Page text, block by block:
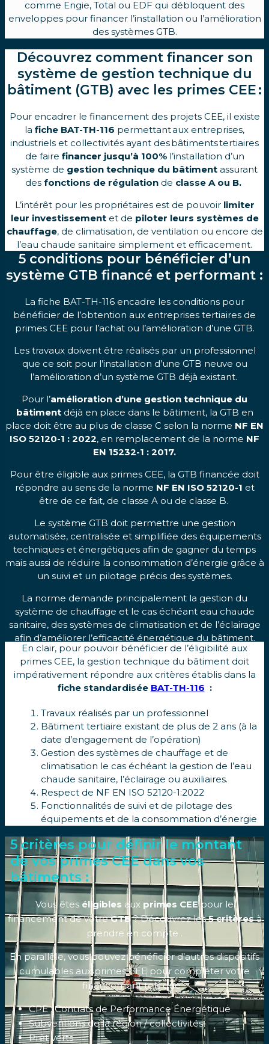
comme Engie, Total ou EDF qui débloquent des
enveloppes pour financer l’installation ou l’amélioration
des systèmes GTB.
Découvrez comment financer son
système de gestion technique du
bâtiment (GTB) avec les primes CEE :
Pour encadrer le financement des projets CEE, il existe
la fiche BAT-TH-116 permettant aux entreprises,
industriels et collectivités ayant des bâtiments tertiaires
de faire financer jusqu’à 100%l’installation d’un
système de gestion technique du bâtiment assurant
des fonctions de régulation de classe A ou B.
L’intérêt pour les propriétaires est de pouvoirlimiter
leur investissementet de piloter leurs systèmes de
chauffage, de climatisation, de ventilation ou encore de
l’eau chaude sanitaire simplement et efficacement.
5 conditions pour bénéficier d’un
système GTB financé et performant :
La fiche BAT-TH-116 encadre les conditions pour
bénéficier de l’obtention aux entreprises tertiaires de
primes CEE pour l’achat ou l’amélioration d’une GTB.
Les travaux doivent être réalisés par un professionnel
que ce soit pour l’installation d’une GTB neuve ou
l’amélioration d’un système GTB déjà existant.
Pour l’amélioration d’une gestion technique du
bâtimentdéjà en place dans le bâtiment, la GTB en
place doit être au plus de classe C selon la norme NF EN
ISO 52120-1 : 2022, en remplacement de la norme NF
EN 15232-1 : 2017.
Pour être éligible aux primes CEE, la GTB financée doit
répondre au sens de la norme NF EN ISO 52120-1 et
être de ce fait, de classe A ou de classe B.
Le système GTB doit permettre une gestion
automatisée, centralisée et simplifiée des équipements
techniques et énergétiques afin de gagner du temps
mais aussi de réduire la consommation d’énergie grâce à
un suivi et un pilotage précis des systèmes.
La norme demande principalement la gestion du
système de chauffage et le cas échéant eau chaude
sanitaire, des systèmes de climatisation et de l’éclairage
afin d’améliorer l’efficacité énergétique du bâtiment.
En clair, pour pouvoir bénéficier de l’éligibilité aux
primes CEE, la gestion technique du bâtiment doit
impérativement répondre aux critères établis dans la
fiche standardisée BAT-TH-116 :
Travaux réalisés par un professionnel
Bâtiment tertiaire existant de plus de 2 ans (à la
date d’engagement de l’opération)
Gestion des systèmes de chauffage et de
climatisation le cas échéant la gestion de l’eau
chaude sanitaire, l’éclairage ou auxiliaires.
Respect de NF EN ISO 52120-1:2022
Fonctionnalités de suivi et de pilotage des
équipements et de la consommation d’énergie
5 critères pour définir le montant
de vos primes CEE dans vos
bâtiments :
Vous êtes éligibles aux primes CEEpour le
financement de votreGTB? Découvrez les5 critèresà
prendre en compte .
En parallèle, vous pouvez bénéficier d’autres dispositifs
cumulables aux primes CEE pour compléter votre
financement tels que :
CPE : Contrats de Performance Énergétique
Subventions de la région / collectivités
Prêt verts